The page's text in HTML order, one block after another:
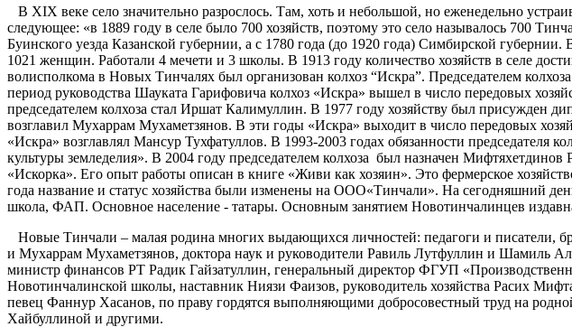
В XIX веке село значительно разрослось. Там, хоть и небольшой, но еженедельно
следующее: «в 1889 году в селе было 700 хозяйств, поэтому это село называлось 700
Буинского уезда Казанской губернии, а с 1780 года (до 1920 года) Симбирской
1021 женщин. Работали 4 мечети и 3 школы. В 1913 году количество хозяйств в селе
волисполкома в Новых Тинчалях был организован колхоз “Искра”. Председателем
период руководства Шауката Гарифовича колхоз «Искра» вышел в число передовых
председателем колхоза стал Иршат Калимуллин. В 1977 году хозяйству был присужден
возглавил Мухаррам Мухаметзянов. В эти годы «Искра» выходит в число передовых
«Искра» возглавлял Мансур Тухфатуллов. В 1993-2003 годах обязанности председателя
культуры земледелия». В 2004 году председателем колхоза был назначен
«Искорка». Его опыт работы описан в книге «Живи как хозяин». Это фермерское
года название и статус хозяйства были изменены на ООО«Тинчали». На сегодняшний
школа, ФАП. Основное население - татары. Основным занятием Новотинчалинцев
Новые Тинчали – малая родина многих выдающихся личностей: педагоги и писатели,
и Мухаррам Мухаметзянов, доктора наук и руководители Равиль Лутфуллин и Шамиль
министр финансов РТ Радик Гайзатуллин, генеральный директор ФГУП
Новотинчалинской школы, наставник Ниязи Фаизов, руководитель хозяйства Расих
певец Фаннур Хасанов, по праву гордятся выполняющими добросовестный труд на
Хайбуллиной и другими.